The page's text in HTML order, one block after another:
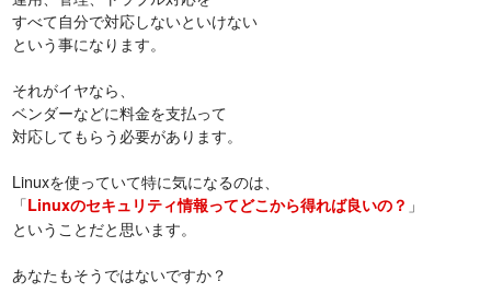
すべて自分で対応しないといけない
という事になります。
それがイヤなら、
ベンダーなどに料金を支払って
対応してもらう必要があります。
Linuxを使っていて特に気になるのは、
「Linuxのセキュリティ情報ってどこから得れば良いの？ 」
ということだと思います。
あなたもそうではないですか？